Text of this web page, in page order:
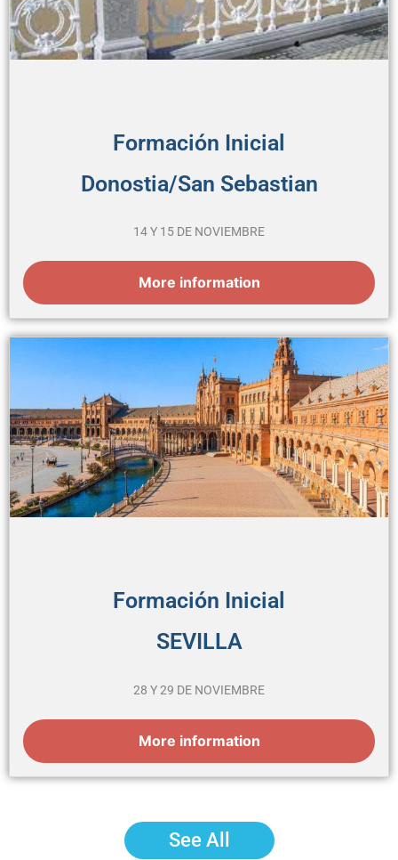
Formación Inicial
Donostia/San Sebastian
14 Y 15 DE NOVIEMBRE
More information
Formación Inicial
SEVILLA
28 Y 29 DE NOVIEMBRE
More information
See All